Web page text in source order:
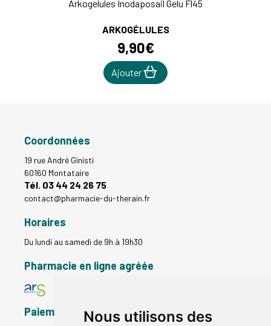
Nous utilisons des
Arkogelules Inodaposail Gelu Fl45
ARKOGÉLULES
9,90€
Ajouter
Coordonnées
19 rue André Ginisti
60160 Montataire
Tél. 03 44 24 26 75
contact@pharmacie-du-therain.fr
Horaires
Du lundi au samedi de 9h à 19h30
Pharmacie en ligne agréée
Paiement sécurisé